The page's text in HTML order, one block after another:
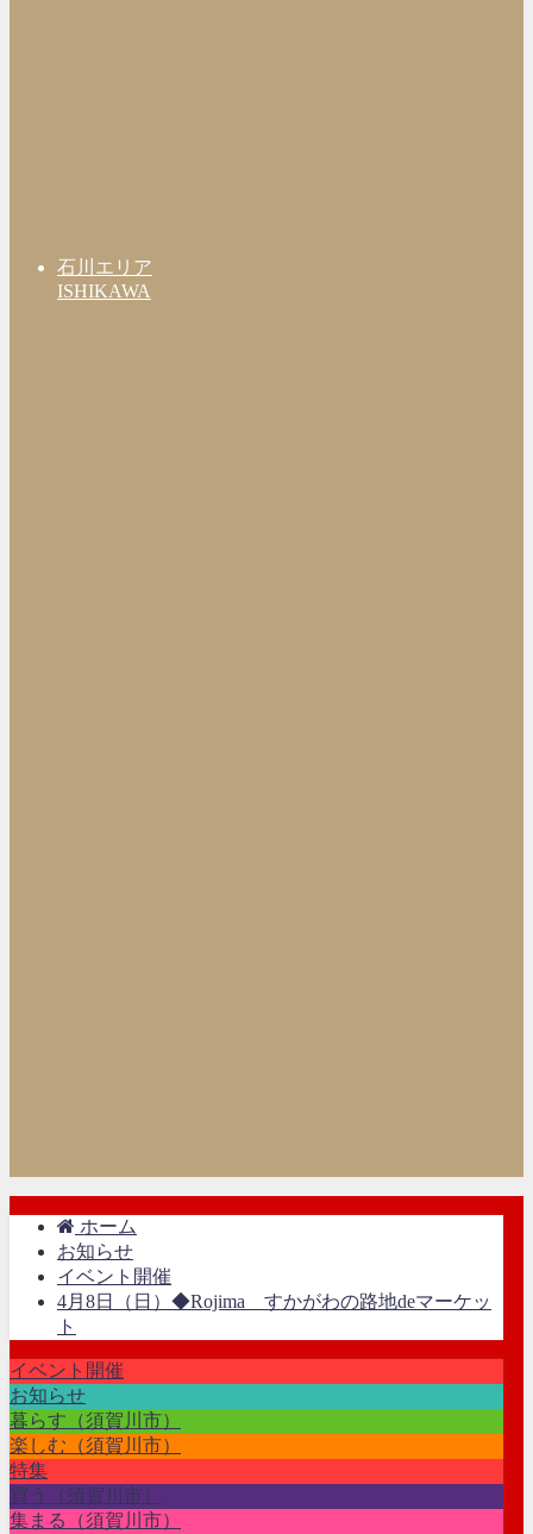
石川エリア
ISHIKAWA
ホーム
お知らせ
イベント開催
4月8日（日）◆Rojima すかがわの路地deマーケッ
ト
イベント開催
お知らせ
暮らす（須賀川市）
楽しむ（須賀川市）
特集
買う（須賀川市）
集まる（須賀川市）